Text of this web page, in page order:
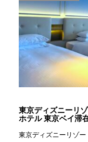
東京ディズニーリ
ホテル 東京ベイ滞
東京ディズニーリゾ